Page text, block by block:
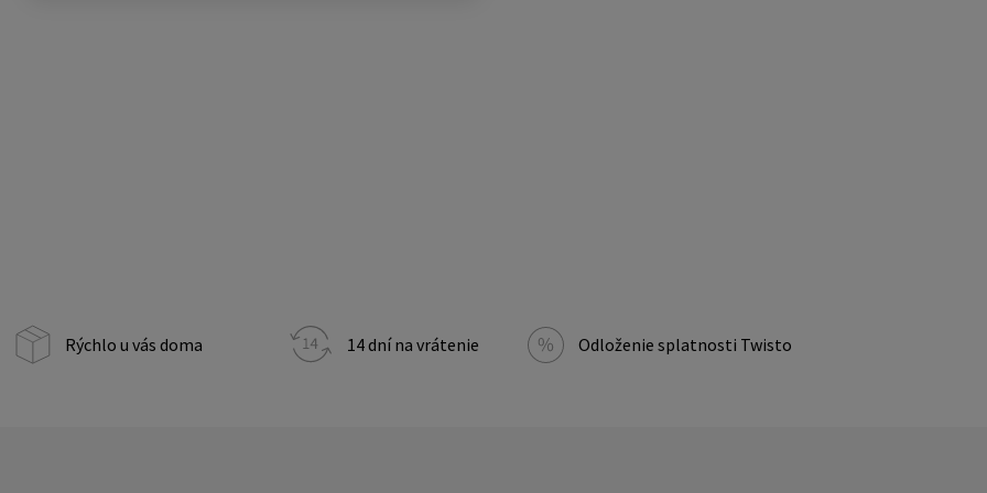
Rýchlo u vás doma 14 dní na vrátenie Odloženie splatnosti Twisto